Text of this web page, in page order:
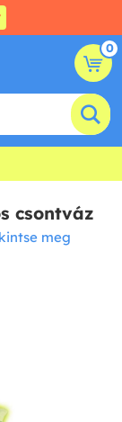
0
csontváz
meg